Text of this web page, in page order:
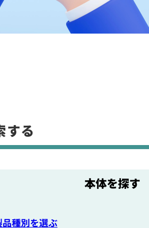
する
本体を探す
品種別を選ぶ